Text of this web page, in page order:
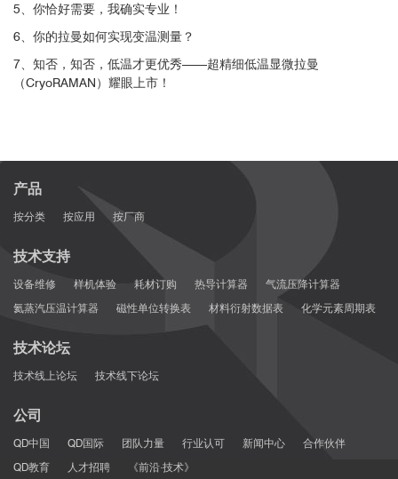
5、你恰好需要，我确实专业！
6、你的拉曼如何实现变温测量？
7、知否，知否，低温才更优秀——超精细低温显微拉曼
（CryoRAMAN）耀眼上市！
产品
按分类 按应用 按厂商
技术支持
设备维修 样机体验 耗材订购 热导计算器
气流压降计算器
氦蒸汽压温计算器
磁性单位转换表 材料衍射数据表 化学元素周期表
技术论坛
技术线上论坛 技术线下论坛
公司
QD中国 QD国际 团队力量 行业认可 新闻中心
合作伙伴
QD教育
人才招聘 《前沿·技术》